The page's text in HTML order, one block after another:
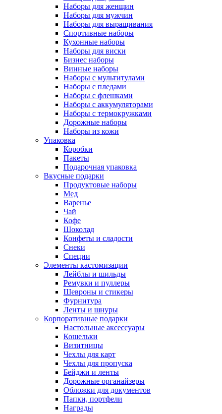
Наборы для женщин
Наборы для мужчин
Наборы для выращивания
Спортивные наборы
Кухонные наборы
Наборы для виски
Бизнес наборы
Винные наборы
Наборы с мультитулами
Наборы с пледами
Наборы с флешками
Наборы с аккумуляторами
Наборы с термокружками
Дорожные наборы
Наборы из кожи
Упаковка
Коробки
Пакеты
Подарочная упаковка
Вкусные подарки
Продуктовые наборы
Мед
Варенье
Чай
Кофе
Шоколад
Конфеты и сладости
Снеки
Специи
Элементы кастомизации
Лейблы и шильды
Ремувки и пуллеры
Шевроны и стикеры
Фурнитура
Ленты и шнуры
Корпоративные подарки
Настольные аксессуары
Кошельки
Визитницы
Чехлы для карт
Чехлы для пропуска
Бейджи и ленты
Дорожные органайзеры
Обложки для документов
Папки, портфели
Награды